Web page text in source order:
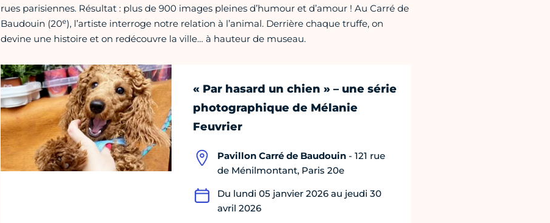
rues parisiennes. Résultat : plus de 900 images pleines d’humour et d’amour ! Au Carré de
Baudouin (20e), l’artiste interroge notre relation à l’animal. Derrière chaque truffe, on
devine une histoire et on redécouvre la ville… à hauteur de museau.
« Par hasard un chien » – une série
photographique de Mélanie
Feuvrier
Pavillon Carré de Baudouin- 121 rue
de Ménilmontant, Paris 20e
Du lundi 05 janvier 2026 au jeudi 30
avril 2026